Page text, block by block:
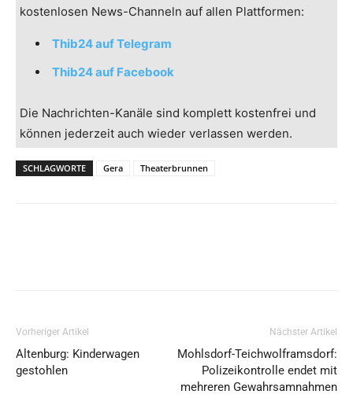
kostenlosen News-Channeln auf allen Plattformen:
Thib24 auf Telegram
Thib24 auf Facebook
Die Nachrichten-Kanäle sind komplett kostenfrei und
können jederzeit auch wieder verlassen werden.
SCHLAGWORTE Gera Theaterbrunnen
Vorheriger Artikel
Altenburg: Kinderwagen
gestohlen
Nächster Artikel
Mohlsdorf-Teichwolframsdorf:
Polizeikontrolle endet mit
mehreren Gewahrsamnahmen